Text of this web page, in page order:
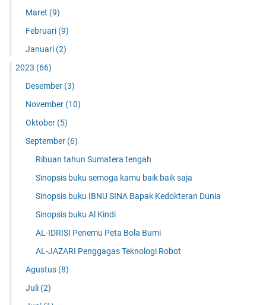
Maret (9)
Februari (9)
Januari (2)
2023 (66)
Desember (3)
November (10)
Oktober (5)
September (6)
Ribuan tahun Sumatera tengah
Sinopsis buku semoga kamu baik baik saja
Sinopsis buku IBNU SINA Bapak Kedokteran Dunia
Sinopsis buku Al Kindi
AL-IDRISI Penemu Peta Bola Bumi
AL-JAZARI Penggagas Teknologi Robot
Agustus (8)
Juli (2)